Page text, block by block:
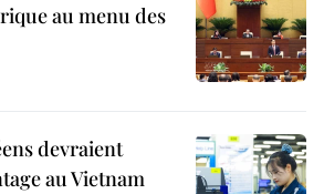
au menu des
devraient
au Vietnam